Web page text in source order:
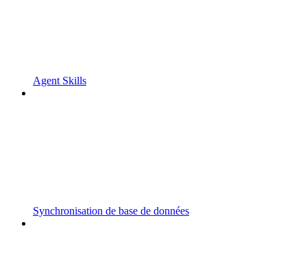
Agent Skills
Synchronisation de base de données